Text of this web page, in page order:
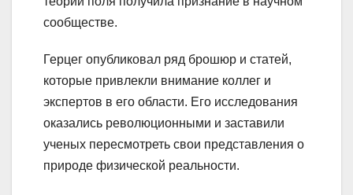
сообществе.
Герцег опубликовал ряд брошюр и статей,
которые привлекли внимание коллег и
экспертов в его области. Его исследования
оказались революционными и заставили
ученых пересмотреть свои представления о
природе физической реальности.